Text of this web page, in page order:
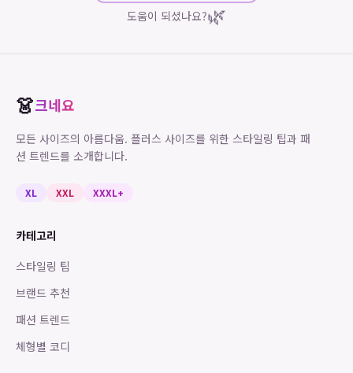
도움이 되셨나요?🌿
👗크네요
모든 사이즈의 아름다움. 플러스 사이즈를 위한 스타일링 팁과 패
션 트렌드를 소개합니다.
XL XXL XXXL+
카테고리
스타일링 팁
브랜드 추천
패션 트렌드
체형별 코디